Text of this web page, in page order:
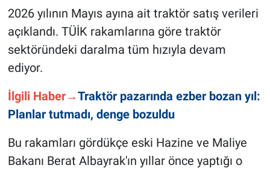
2026 yılının Mayıs ayına ait traktör satış verileri
açıklandı. TÜİK rakamlarına göre traktör
sektöründeki daralma tüm hızıyla devam
ediyor.
İlgili Haber→Traktör pazarında ezber bozan yıl:
Planlar tutmadı, denge bozuldu
Bu rakamları gördükçe eski Hazine ve Maliye
Bakanı Berat Albayrak'ın yıllar önce yaptığı o